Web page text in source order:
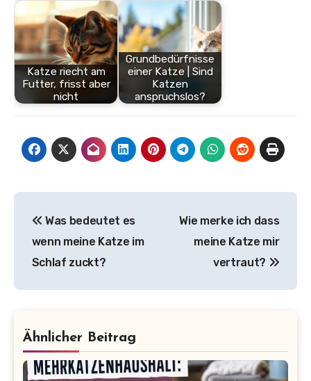
Katze riecht am
Futter, frisst aber
nicht
Grundbedürfnisse
einer Katze | Sind
Katzen
anspruchslos?
Was bedeutet es
wenn meine Katze im
Schlaf zuckt?
Wie merke ich dass
meine Katze mir
vertraut?
Ähnlicher Beitrag